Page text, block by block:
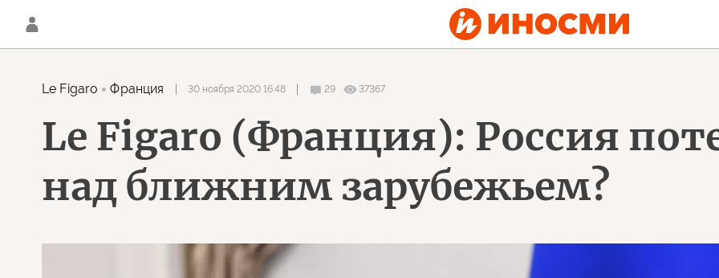
Le Figaro Франция 30 ноября 2020 16:48 29 37367
Le Figaro (Франция): Россия
над ближним зарубежьем?